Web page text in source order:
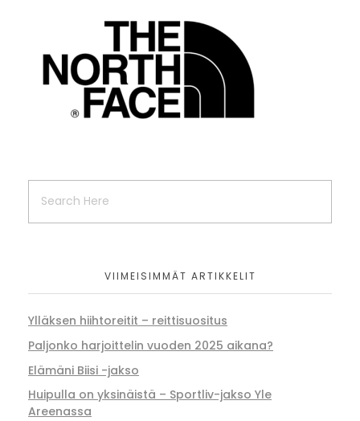
VIIMEISIMMÄT ARTIKKELIT
Ylläksen hiihtoreitit – reittisuositus
Paljonko harjoittelin vuoden 2025 aikana?
Elämäni Biisi -jakso
Huipulla on yksinäistä – Sportliv-jakso Yle
Areenassa